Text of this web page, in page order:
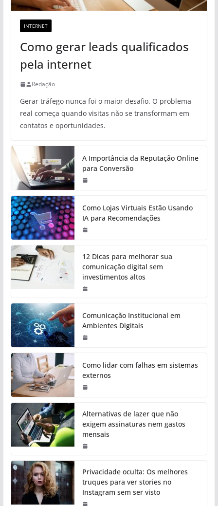
INTERNET
Como gerar leads qualificados
pela internet
Redação
Gerar tráfego nunca foi o maior desafio. O problema
real começa quando visitas não se transformam em
contatos e oportunidades.
A Importância da Reputação Online
para Conversão
Como Lojas Virtuais Estão Usando
IA para Recomendações
12 Dicas para melhorar sua
comunicação digital sem
investimentos altos
Comunicação Institucional em
Ambientes Digitais
Como lidar com falhas em sistemas
externos
Alternativas de lazer que não
exigem assinaturas nem gastos
mensais
Privacidade oculta: Os melhores
truques para ver stories no
Instagram sem ser visto